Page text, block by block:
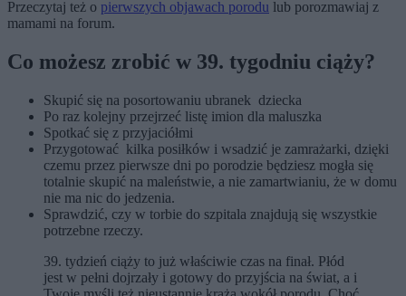
Przeczytaj też o pierwszych objawach porodu lub porozmawiaj z
mamami na forum.
Co możesz zrobić w 39. tygodniu ciąży?
Skupić się na posortowaniu ubranek dziecka
Po raz kolejny przejrzeć listę imion dla maluszka
Spotkać się z przyjaciółmi
Przygotować kilka posiłków i wsadzić je zamrażarki, dzięki
czemu przez pierwsze dni po porodzie będziesz mogła się
totalnie skupić na maleństwie, a nie zamartwianiu, że w domu
nie ma nic do jedzenia.
Sprawdzić, czy w torbie do szpitala znajdują się wszystkie
potrzebne rzeczy.
39. tydzień ciąży to już właściwie czas na finał. Płód
jest w pełni dojrzały i gotowy do przyjścia na świat, a i